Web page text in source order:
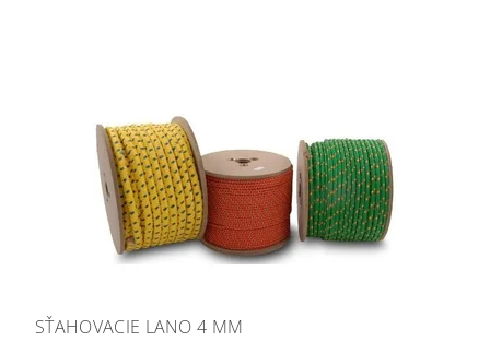
SŤAHOVACIE LANO 4 MM